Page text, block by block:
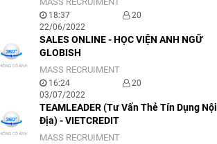
18:37
22/06/2022
20
SALES ONLINE - HỌC VIỆN ANH NGỮ
GLOBISH
MASS RECRUIMENT
16:24
03/07/2022
20
TEAMLEADER (Tư Vấn Thẻ Tín Dụng Nội
Địa) - VIETCREDIT
MASS RECRUIMENT